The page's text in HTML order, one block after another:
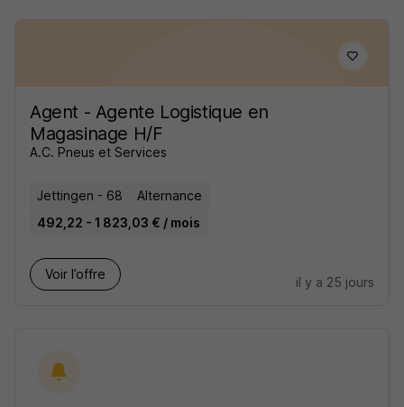
Agent - Agente Logistique en
Magasinage H/F
A.C. Pneus et Services
Jettingen - 68
Alternance
492,22 - 1 823,03 € / mois
Voir l’offre
il y a 25 jours